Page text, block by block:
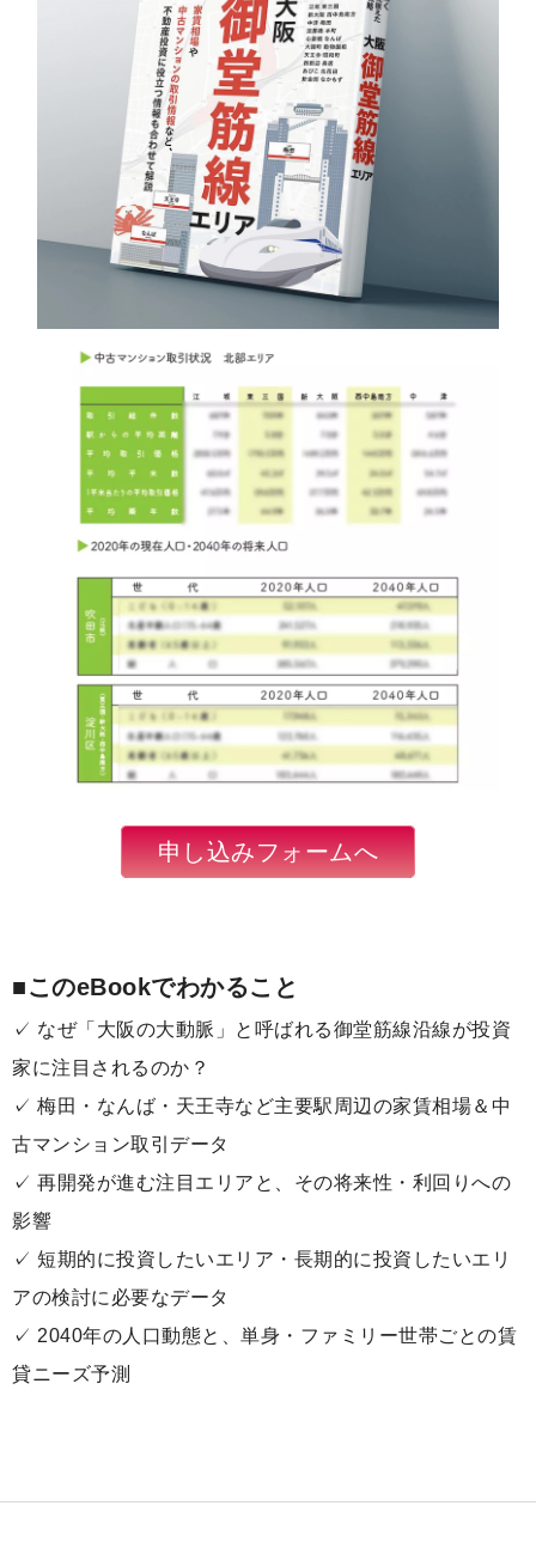
申し込みフォームへ
■このeBookでわかること
✓ なぜ「大阪の大動脈」と呼ばれる御堂筋線沿線が投資
家に注目されるのか？
✓ 梅田・なんば・天王寺など主要駅周辺の家賃相場＆中
古マンション取引データ
✓ 再開発が進む注目エリアと、その将来性・利回りへの
影響
✓ 短期的に投資したいエリア・長期的に投資したいエリ
アの検討に必要なデータ
✓ 2040年の人口動態と、単身・ファミリー世帯ごとの賃
貸ニーズ予測